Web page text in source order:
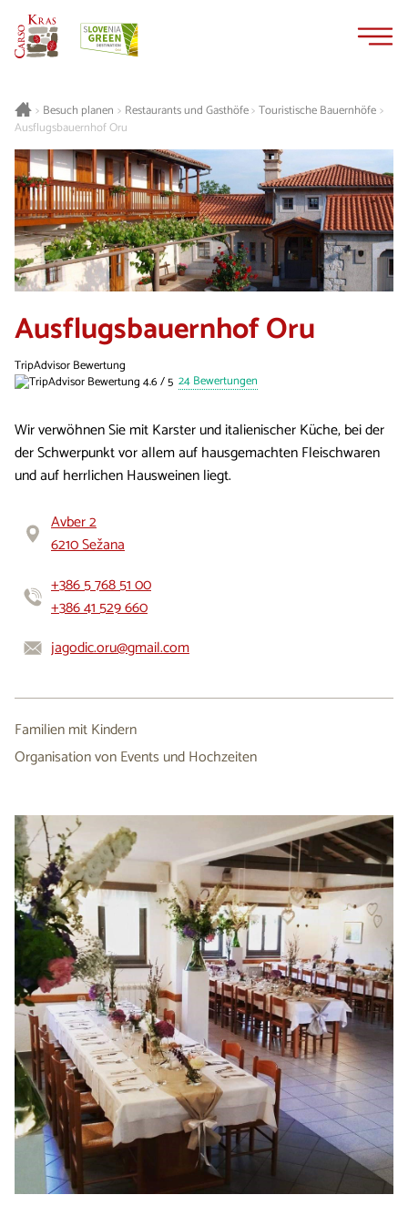
> Besuch planen > Restaurants und Gasthöfe>Touristische Bauernhöfe>
Ausflugsbauernhof Oru
Ausflugsbauernhof Oru
TripAdvisor Bewertung
24 Bewertungen
Wir verwöhnen Sie mit Karster und italienischer Küche, bei der
der Schwerpunkt vor allem auf hausgemachten Fleischwaren
und auf herrlichen Hausweinen liegt.
Avber 2
6210 Sežana
+386 5 768 51 00
+386 41 529 660
jagodic.oru@gmail.com
Familien mit Kindern
Organisation von Events und Hochzeiten